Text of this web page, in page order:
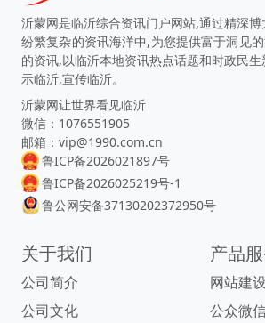
沂蒙网是临沂综合资讯门户网站,通过精深
纷繁复杂的资讯海洋中,为您提供富于洞见
的资讯,以临沂本地资讯热点话题和时政民
示临沂,宣传临沂。
沂蒙网让世界看见临沂
微信：1076551905
邮箱：vip@1990.com.cn
鲁ICP备2026021897号
鲁ICP备2026025219号-1
鲁公网安备37130202372950号
关于我们
公司简介
公司文化
产品
网站建设
公众微